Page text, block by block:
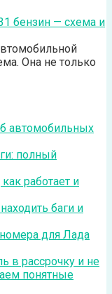
бензин — схема и
Она не только
автомобильных
полный
работает и
баги и
для Лада
в рассрочку и не
понятные